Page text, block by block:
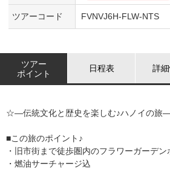
ツアーコード FVNVJ6H-FLW-NTS
ツアー
ポイント
日程表 詳
☆―伝統文化と歴史を楽しむ♪ハノイの
■この旅のポイント♪
・旧市街まで徒歩圏内のフラワーガーデ
・燃油サーチャージ込